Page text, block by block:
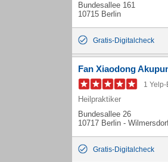
Bundesallee 161
10715 Berlin
Gratis-Digitalcheck
Fan Xiaodong
1
Heilpraktiker
Bundesallee 26
10717 Berlin -
Gratis-Digitalcheck